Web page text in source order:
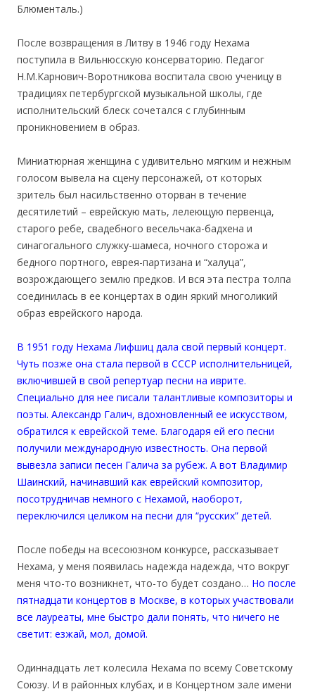
Блюменталь.)
После возвращения в Литву в 1946 году Нехама
поступила в Вильнюсскую консерваторию. Педагог
Н.М.Карнович-Воротникова воспитала свою ученицу в
традициях петербургской музыкальной школы, где
исполнительский блеск сочетался с глубинным
проникновением в образ.
Миниатюрная женщина с удивительно мягким и нежным
голосом вывела на сцену персонажей, от которых
зритель был насильственно оторван в течение
десятилетий – еврейскую мать, лелеющую первенца,
старого ребе, свадебного весельчака-бадхена и
синагогального служку-шамеса, ночного сторожа и
бедного портного, еврея-партизана и “халуца”,
возрождающего землю предков. И вся эта пестра толпа
соединилась в ее концертах в один яркий многоликий
образ еврейского народа.
В 1951 году Нехама Лифшиц дала свой первый концерт.
Чуть позже она стала первой в СССР исполнительницей,
включившей в свой репертуар песни на иврите.
Специально для нее писали талантливые композиторы и
поэты. Александр Галич, вдохновленный ее искусством,
обратился к еврейской теме. Благодаря ей его песни
получили международную известность. Она первой
вывезла записи песен Галича за рубеж. А вот Владимир
Шаинский, начинавший как еврейский композитор,
посотрудничав немного с Нехамой, наоборот,
переключился целиком на песни для “русских” детей.
После победы на всесоюзном конкурсе, рассказывает
Нехама, у меня появилась надежда надежда, что вокруг
меня что-то возникнет, что-то будет создано… Но после
пятнадцати концертов в Москве, в которых участвовали
все лауреаты, мне быстро дали понять, что ничего не
светит: езжай, мол, домой.
Одиннадцать лет колесила Нехама по всему Советскому
Союзу. И в районных клубах, и в Концертном зале имени